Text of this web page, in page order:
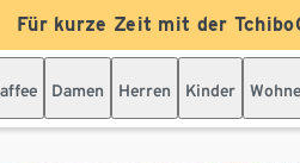
Für kurze Zeit mit der
Damen Herren Kinder